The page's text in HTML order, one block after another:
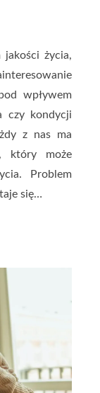
jakości życia,
wpływem
czy kondycji
z nas ma
który może
Problem
się…